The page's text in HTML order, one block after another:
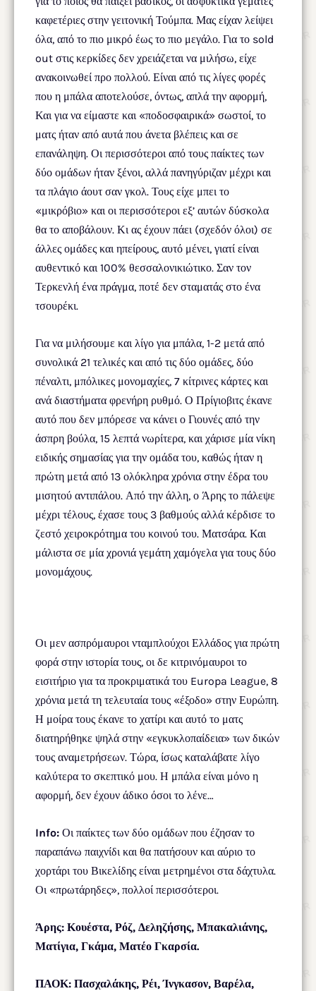
καφετέριες στην γειτονική Τούμπα. Μας είχαν λείψει
όλα, από το πιο μικρό έως το πιο μεγάλο. Για το sold
out στις κερκίδες δεν χρειάζεται να μιλήσω, είχε
ανακοινωθεί προ πολλού. Είναι από τις λίγες φορές
που η μπάλα αποτελούσε, όντως, απλά την αφορμή,
Και για να είμαστε και «ποδοσφαιρικά» σωστοί, το
ματς ήταν από αυτά που άνετα βλέπεις και σε
επανάληψη. Οι περισσότεροι από τους παίκτες των
δύο ομάδων ήταν ξένοι, αλλά πανηγύριζαν μέχρι και
τα πλάγιο άουτ σαν γκολ. Τους είχε μπει το
«μικρόβιο» και οι περισσότεροι εξ’ αυτών δύσκολα
θα το αποβάλουν. Κι ας έχουν πάει (σχεδόν όλοι) σε
άλλες ομάδες και ηπείρους, αυτό μένει, γιατί είναι
αυθεντικό και 100% θεσσαλονικιώτικο. Σαν τον
Τερκενλή ένα πράγμα, ποτέ δεν σταματάς στο ένα
τσουρέκι.
Για να μιλήσουμε και λίγο για μπάλα, 1-2 μετά από
συνολικά 21 τελικές και από τις δύο ομάδες, δύο
πέναλτι, μπόλικες μονομαχίες, 7 κίτρινες κάρτες και
ανά διαστήματα φρενήρη ρυθμό. Ο Πρίγιοβιτς έκανε
αυτό που δεν μπόρεσε να κάνει ο Γιουνές από την
άσπρη βούλα, 15 λεπτά νωρίτερα, και χάρισε μία νίκη
ειδικής σημασίας για την ομάδα του, καθώς ήταν η
πρώτη μετά από 13 ολόκληρα χρόνια στην έδρα του
μισητού αντιπάλου. Από την άλλη, ο Άρης το πάλεψε
μέχρι τέλους, έχασε τους 3 βαθμούς αλλά κέρδισε το
ζεστό χειροκρότημα του κοινού του. Ματσάρα. Και
μάλιστα σε μία χρονιά γεμάτη χαμόγελα για τους δύο
μονομάχους.
Οι μεν ασπρόμαυροι νταμπλούχοι Ελλάδος για πρώτη
φορά στην ιστορία τους, οι δε κιτρινόμαυροι το
εισιτήριο για τα προκριματικά του Europa League, 8
χρόνια μετά τη τελευταία τους «έξοδο» στην Ευρώπη.
Η μοίρα τους έκανε το χατίρι και αυτό το ματς
διατηρήθηκε ψηλά στην «εγκυκλοπαίδεια» των δικών
τους αναμετρήσεων. Τώρα, ίσως καταλάβατε λίγο
καλύτερα το σκεπτικό μου. Η μπάλα είναι μόνο η
αφορμή, δεν έχουν άδικο όσοι το λένε…
Info: Οι παίκτες των δύο ομάδων που έζησαν το
παραπάνω παιχνίδι και θα πατήσουν και αύριο το
χορτάρι του Βικελίδης είναι μετρημένοι στα δάχτυλα.
Οι «πρωτάρηδες», πολλοί περισσότεροι.
Άρης: Κουέστα, Ρόζ, Δεληζήσης, Μπακαλιάνης,
Ματίγια, Γκάμα, Ματέο Γκαρσία.
ΠΑΟΚ: Πασχαλάκης, Ρέι, Ίνγκασον, Βαρέλα,